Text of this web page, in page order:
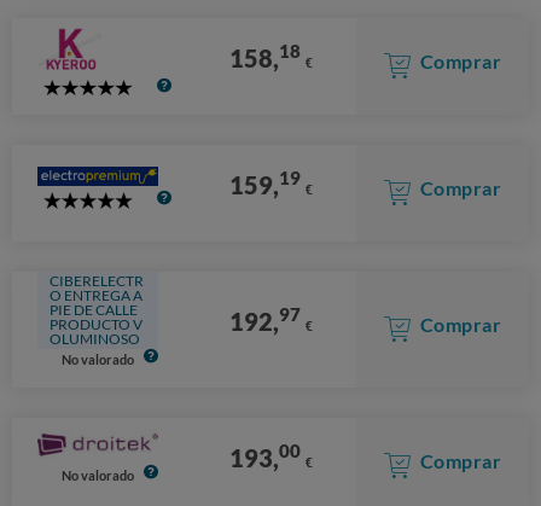
5
158,18 € Comprar
5
159,19 € Comprar
CIBERELECTR
O ENTREGA A
PIE DE CALLE
PRODUCTO V
OLUMINOSO
No valorado
192,97 € Comprar
No valorado
193,00 € Comprar